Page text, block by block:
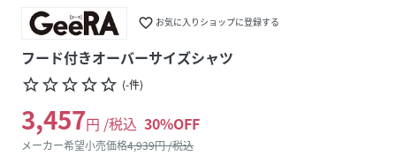
favorite_border お気に入りショップに登録する
フード付きオーバーサイズシャツ
star_borderstar_borderstar_borderstar_borderstar_border (-件)
3,457円 /税込 30%OFF
メーカー希望小売価格4,939円 /税込